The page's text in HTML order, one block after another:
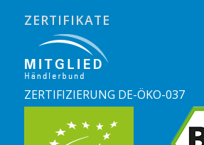
ZERTIFIKATE
ZERTIFIZIERUNG DE-ÖKO-037